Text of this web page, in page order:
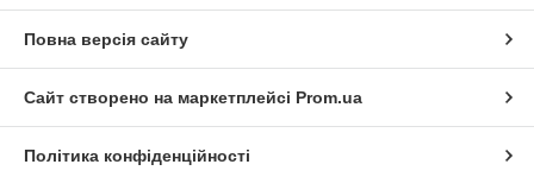
Повна версія сайту
Сайт створено на маркетплейсі Prom.ua
Політика конфіденційності